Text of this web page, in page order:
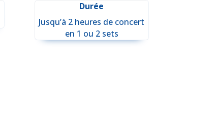
Durée
Jusqu’à 2 heures de concert
en 1 ou 2 sets